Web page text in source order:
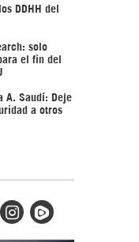
DDHH del
solo
el fin del
A. Saudí: Deje
a otros
